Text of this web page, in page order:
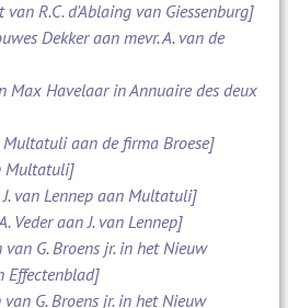
R.C. d'Ablaing van Giessenburg]
Dekker aan mevr. A. van de
Max Havelaar in Annuaire des deux
aan de firma Broese]
Multatuli]
van Lennep aan Multatuli]
Veder aan J. van Lennep]
G. Broens jr. in het Nieuw
Effectenblad]
G. Broens jr. in het Nieuw